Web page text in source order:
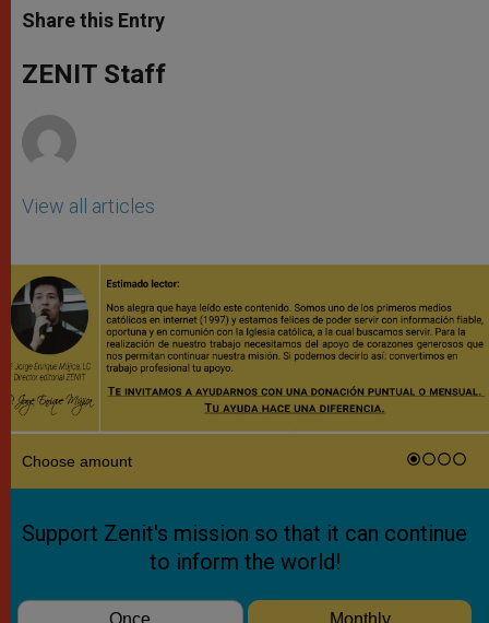
t
s
p
p
s
e
g
e
e
b
o
k
Share this Entry
ZENIT Staff
View all articles